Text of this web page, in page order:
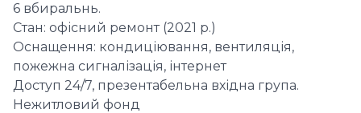
6 вбиральнь.
Стан: офісний ремонт (2021 р.)
Оснащення: кондиціювання, вентиляція,
пожежна сигналізація, інтернет
Доступ 24/7, презентабельна вхідна група.
Нежитловий фонд